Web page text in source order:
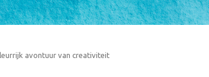
avontuur van creativiteit